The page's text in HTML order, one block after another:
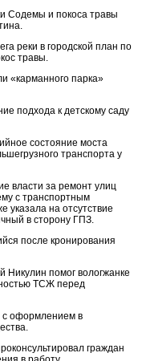
Содемы и покоса травы
реки в городской план по
травы.
«карманного парка»
подхода к детскому саду
состояние моста
транспорта у
власти за ремонт улиц
с транспортным
указала на отсутствие
в сторону ГПЗ.
после кронирования
Никулин помог вологжанке
ТСЖ перед
с оформлением в
граждан